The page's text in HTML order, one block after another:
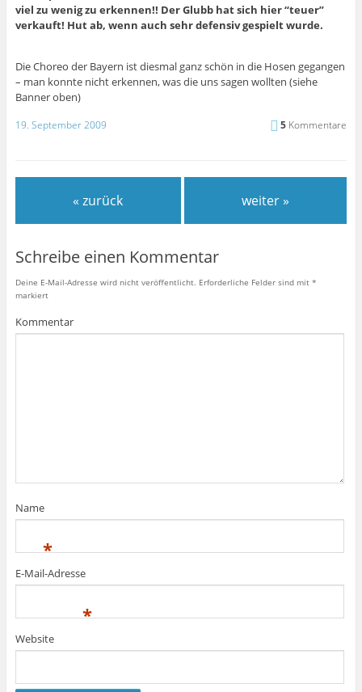
viel zu wenig zu erkennen!! Der Glubb hat sich hier “teuer”
verkauft! Hut ab, wenn auch sehr defensiv gespielt wurde.
Die Choreo der Bayern ist diesmal ganz schön in die Hosen gegangen
– man konnte nicht erkennen, was die uns sagen wollten (siehe
Banner oben)
19. September 2009 5 Kommentare
« zurück weiter »
Schreibe einen Kommentar
Deine E-Mail-Adresse wird nicht veröffentlicht. Erforderliche Felder sind mit *
markiert
Kommentar
Name
*
E-Mail-Adresse
*
Website